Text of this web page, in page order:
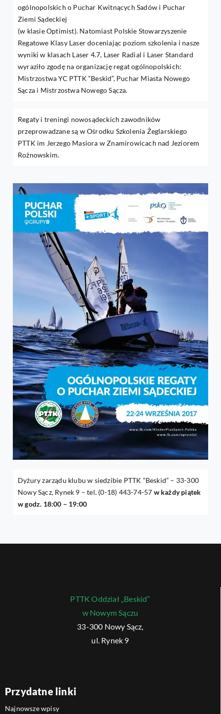
ogólnopolskich o Puchar Kwitnących Sadów i Puchar
Ziemi Sądeckiej
(w klasie Optimist). Natomiast Polskie Stowarzyszenie
Regatowe Klasy Laser doceniając poziom szkolenia i nasze
wyniki w klasach Laser 4.7, Laser Radial i Laser Standard
wyraziło zgodę na organizację regat ogólnopolskich:
Mistrzostwa YC PTTK “Beskid”, Puchar Miasta Nowego
Sącza i Mistrzostwa Nowego Sącza.
Regaty i treningi nowosądeckich zawodników
przeprowadzane są w Ośrodku Szkolenia Żeglarskiego
PTTK im Jerzego Masiora w Znamirowicach nad Jeziorem
Rożnowskim.
Dyżury zarządu klubu w siedzibie PTTK “Beskid” – 33-300
Nowy Sącz, Rynek 9 – tel. (0-18) 443-74-57 w każdy piątek
w godz. 18:00 – 19:00
PTTK Oddział „Beskid”
w Nowym Sączu
33-300 Nowy Sącz,
ul. Rynek 9
Przydatne linki
Najnowsze wpisy